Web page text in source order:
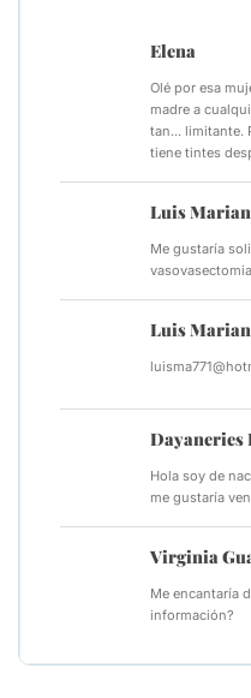
Elena
Olé por esa
madre a
tan... limitante.
tiene tintes
Luis
Me gustaría
vasovasectomia
Luis
Dayaneries
Hola soy de
me gustaría
Virginia
Me encantaría
información?